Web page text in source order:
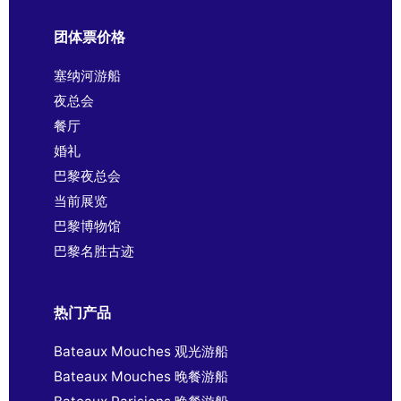
团体票价格
塞纳河游船
夜总会
餐厅
婚礼
巴黎夜总会
当前展览
巴黎博物馆
巴黎名胜古迹
热门产品
Bateaux Mouches 观光游船
Bateaux Mouches 晚餐游船